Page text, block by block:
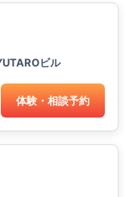
ビル
体験・相談予約